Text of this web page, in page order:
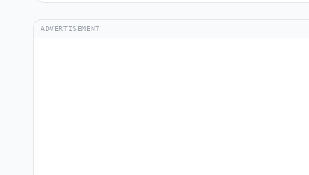
ADVERTISEMENT